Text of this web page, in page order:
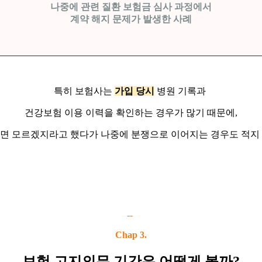
나중에 관련 질환 보험금 심사 과정에서
계약 해지 문제가 발생한 사례
특히 보험사는 가입 당시 병원 기록과
건강보험 이용 이력을 확인하는 경우가 많기 때문에,
모르겠지라고 했다가 나중에 분쟁으로 이어지는 경우도 적지
--
Chap 3.